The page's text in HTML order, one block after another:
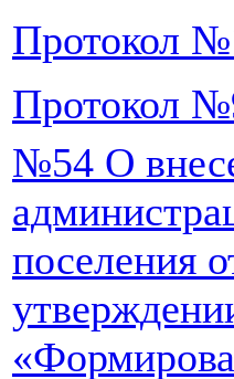
Протокол
Протокол
№54 О
поселения